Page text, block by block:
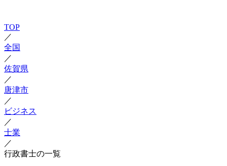
TOP
／
全国
／
佐賀県
／
唐津市
／
ビジネス
／
士業
／
行政書士の一覧